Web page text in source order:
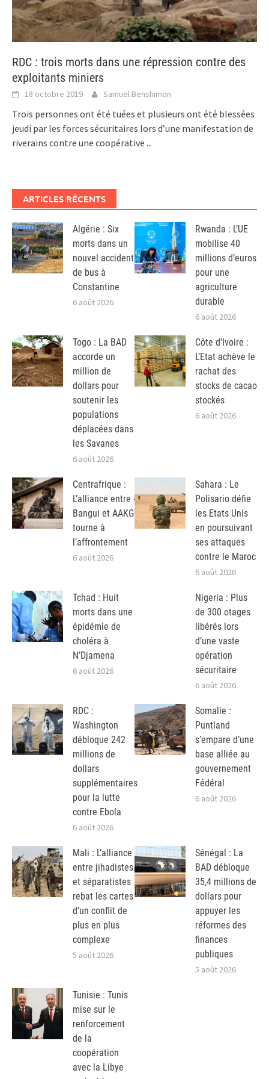
RDC : trois morts dans une répression contre des
exploitants miniers
18 octobre 2019 Samuel Benshimon
Trois personnes ont été tuées et plusieurs ont été blessées
jeudi par les forces sécuritaires lors d’une manifestation de
riverains contre une coopérative ...
ARTICLES RÉCENTS
Algérie : Six
morts dans un
nouvel accident
de bus à
Constantine
6 août 2026
Rwanda : L’UE
mobilise 40
millions d’euros
pour une
agriculture
durable
6 août 2026
Togo : La BAD
accorde un
million de
dollars pour
soutenir les
populations
déplacées dans
les Savanes
6 août 2026
Côte d’Ivoire :
L’Etat achève le
rachat des
stocks de cacao
stockés
6 août 2026
Centrafrique :
L’alliance entre
Bangui et AAKG
tourne à
l’affrontement
6 août 2026
Sahara : Le
Polisario défie
les Etats Unis
en poursuivant
ses attaques
contre le Maroc
6 août 2026
Tchad : Huit
morts dans une
épidémie de
choléra à
N’Djamena
6 août 2026
Nigeria : Plus
de 300 otages
libérés lors
d’une vaste
opération
sécuritaire
6 août 2026
RDC :
Washington
débloque 242
millions de
dollars
supplémentaires
pour la lutte
contre Ebola
6 août 2026
Somalie :
Puntland
s’empare d’une
base alliée au
gouvernement
Fédéral
6 août 2026
Mali : L’alliance
entre jihadistes
et séparatistes
rebat les cartes
d’un conflit de
plus en plus
complexe
5 août 2026
Sénégal : La
BAD débloque
35,4 millions de
dollars pour
appuyer les
réformes des
finances
publiques
5 août 2026
Tunisie : Tunis
mise sur le
renforcement
de la
coopération
avec la Libye